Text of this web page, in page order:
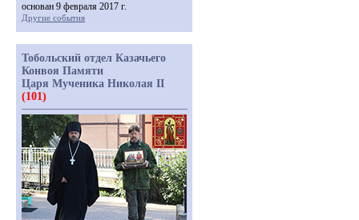
основан 9 февраля 2017 г.
Другие события
Тобольский отдел Казачьего
Конвоя Памяти
Царя Мученика Николая II
(101)